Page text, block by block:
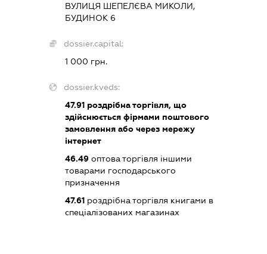
ВУЛИЦЯ ШЕПЕЛЄВА МИКОЛИ,
БУДИНОК 6
dossier.capital:
1 000 грн.
dossier.kveds:
47.91роздрібна торгівля, що
здійснюється фірмами поштового
замовлення або через мережу
інтернет
46.49оптова торгівля іншими
товарами господарського
призначення
47.61роздрібна торгівля книгами в
спеціалізованих магазинах